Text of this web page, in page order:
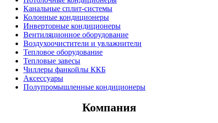
Канальные сплит-системы
Колонные кондиционеры
Инверторные кондиционеры
Вентиляционное оборудование
Воздухоочистители и увлажнители
Тепловое оборудование
Тепловые завесы
Чиллеры фанкойлы ККБ
Аксессуары
Полупромышленные кондиционеры
Компания